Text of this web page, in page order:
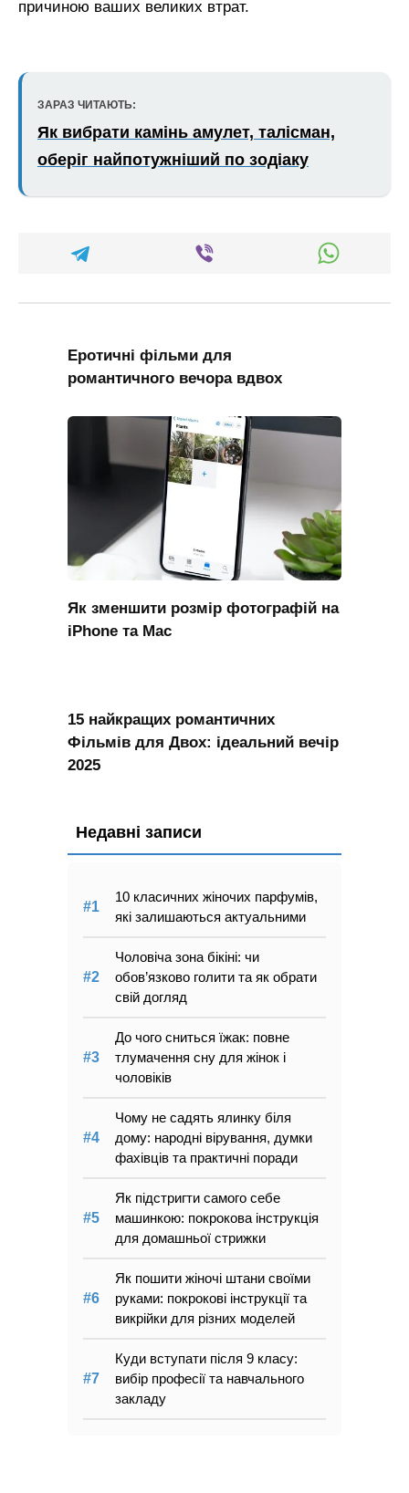
причиною ваших великих втрат.
ЗАРАЗ ЧИТАЮТЬ:
Як вибрати камінь амулет, талісман,
оберіг найпотужніший по зодіаку
Еротичні фільми для
романтичного вечора вдвох
Як зменшити розмір фотографій на
iPhone та Mac
15 найкращих романтичних
Фільмів для Двох: ідеальний вечір
2025
Недавні записи
10 класичних жіночих парфумів,
які залишаються актуальними
Чоловіча зона бікіні: чи
обов’язково голити та як обрати
свій догляд
До чого сниться їжак: повне
тлумачення сну для жінок і
чоловіків
Чому не садять ялинку біля
дому: народні вірування, думки
фахівців та практичні поради
Як підстригти самого себе
машинкою: покрокова інструкція
для домашньої стрижки
Як пошити жіночі штани своїми
руками: покрокові інструкції та
викрійки для різних моделей
Куди вступати після 9 класу:
вибір професії та навчального
закладу